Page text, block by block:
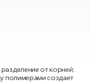
от корней;
полимерами создает